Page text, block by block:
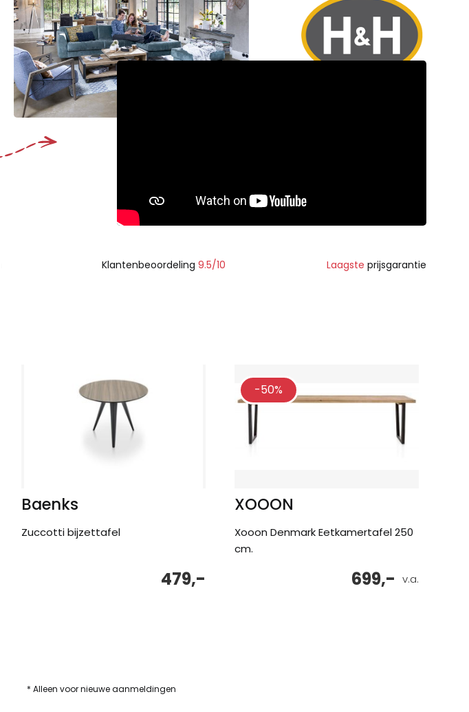
Klantenbeoordeling 9.5/10 Laagste prijsgarantie
Baenks
Zuccotti bijzettafel
479,-
-50%
XOOON
Xooon Denmark Eetkamertafel 250
cm.
v.a.
699,-
* Alleen voor nieuwe aanmeldingen